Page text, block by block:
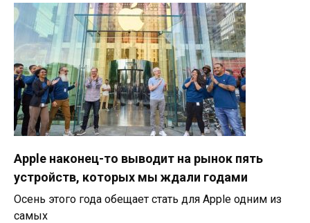
Apple наконец-то выводит на рынок пять
устройств, которых мы ждали годами
Осень этого года обещает стать для Apple одним из
самых